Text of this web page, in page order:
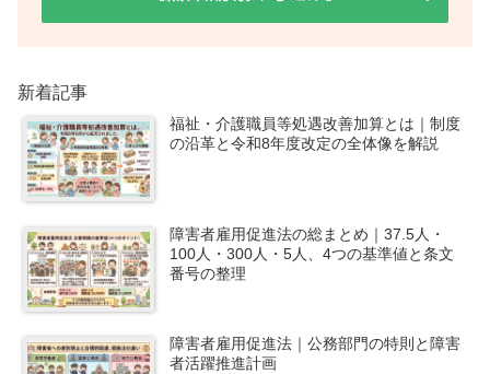
新着記事
福祉・介護職員等処遇改善加算とは｜制度
の沿革と令和8年度改定の全体像を解説
障害者雇用促進法の総まとめ｜37.5人・
100人・300人・5人、4つの基準値と条文
番号の整理
障害者雇用促進法｜公務部門の特則と障害
者活躍推進計画